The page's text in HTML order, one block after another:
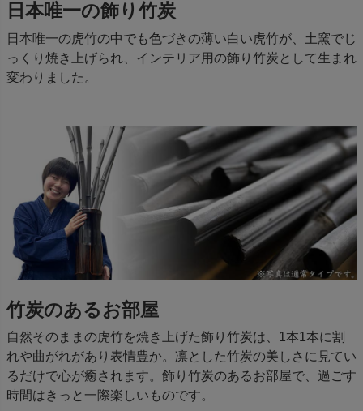
日本唯一の飾り竹炭
日本唯一の虎竹の中でも色づきの薄い白い虎竹が、土窯でじ
っくり焼き上げられ、インテリア用の飾り竹炭として生まれ
変わりました。
竹炭のあるお部屋
自然そのままの虎竹を焼き上げた飾り竹炭は、1本1本に割
れや曲がれがあり表情豊か。凛とした竹炭の美しさに見てい
るだけで心が癒されます。飾り竹炭のあるお部屋で、過ごす
時間はきっと一際楽しいものです。